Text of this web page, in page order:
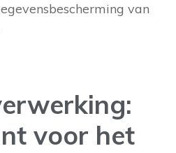
van
voor het